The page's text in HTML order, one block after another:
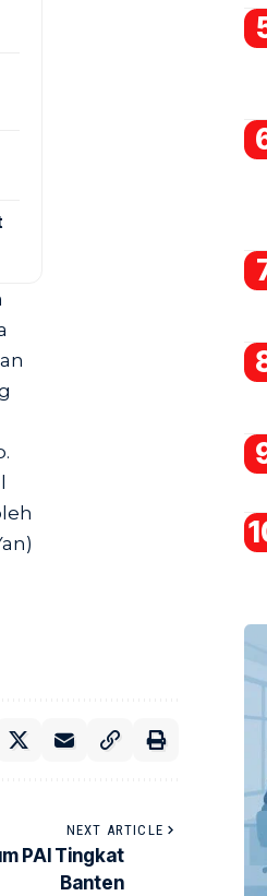
NEXT ARTICLE
PAI Tingkat
Banten